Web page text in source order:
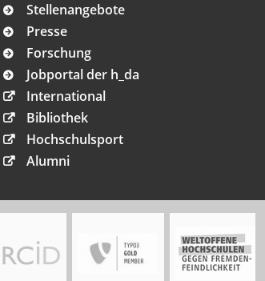
Stellenangebote
Presse
Forschung
Jobportal der h_da
International
Bibliothek
Hochschulsport
Alumni